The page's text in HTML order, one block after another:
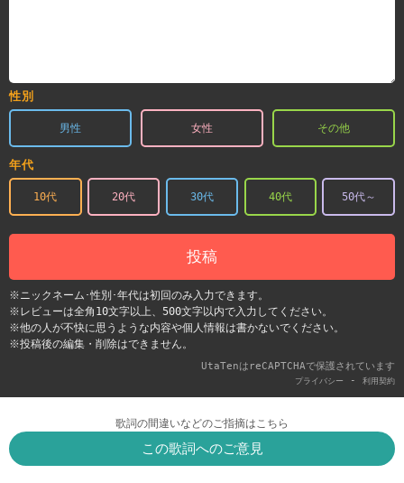
性別
男性 女性 その他
年代
10代 20代 30代 40代 50代～
投稿
※ニックネーム･性別･年代は初回のみ入力できます。
※レビューは全角10文字以上、500文字以内で入力してください。
※他の人が不快に思うような内容や個人情報は書かないでください。
※投稿後の編集・削除はできません。
UtaTenはreCAPTCHAで保護されています
プライバシー - 利用契約
歌詞の間違いなどのご指摘はこちら
この歌詞へのご意見